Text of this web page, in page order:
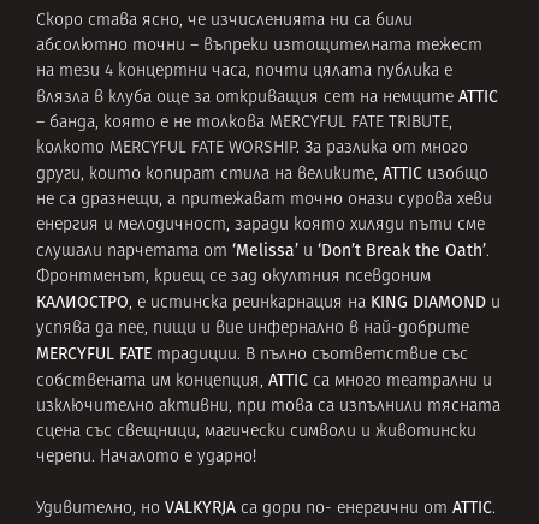
Скоро става ясно, че изчисленията ни са били
абсолютно точни – въпреки изтощителната тежест
на тези 4 концертни часа, почти цялата публика е
влязла в клуба още за откриващия сет на немците ATTIC
– банда, която е не толкова MERCYFUL FATE TRIBUTE,
колкото MERCYFUL FATE WORSHIP. За разлика от много
други, които копират стила на великите, ATTIC изобщо
не са дразнещи, а притежават точно онази сурова хеви
енергия и мелодичност, заради която хиляди пъти сме
слушали парчетата от ‘Melissa’ и ‘Don’t Break the Oath’.
Фронтменът, криещ се зад окултния псевдоним
КАЛИОСТРО, е истинска реинкарнация на KING DIAMOND и
успява да пее, пищи и вие инфернално в най-добрите
MERCYFUL FATE традиции. В пълно съответствие със
собствената им концепция, ATTIC са много театрални и
изключително активни, при това са изпълнили тясната
сцена със свещници, магически символи и животински
черепи. Началото е ударно!
Удивително, но VALKYRJA са дори по- енергични от ATTIC.